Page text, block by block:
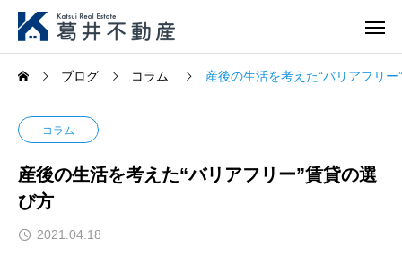
ブログ コラム 産後の生活を考えた“バリアフリー
コラム
産後の生活を考えた“バリアフリー”賃貸の選
び方
2021.04.18